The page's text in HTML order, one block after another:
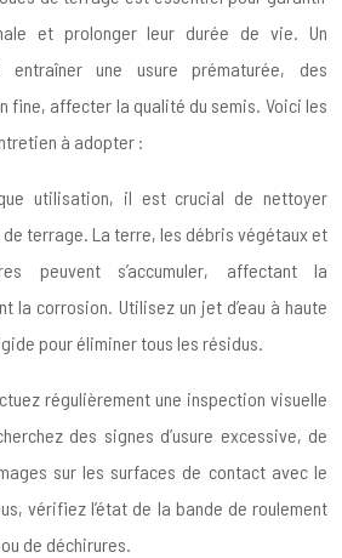
et prolonger leur durée de vie. Un
une usure prématurée, des
fine, affecter la qualité du semis. Voici les
à adopter :
utilisation, il est crucial de nettoyer
terrage. La terre, les débris végétaux et
peuvent s’accumuler, affectant la
la corrosion. Utilisez un jet d’eau à haute
pour éliminer tous les résidus.
régulièrement une inspection visuelle
des signes d’usure excessive, de
sur les surfaces de contact avec le
vérifiez l’état de la bande de roulement
de déchirures.